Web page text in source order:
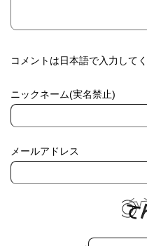
コメントは日本語で入力して
ニックネーム(実名禁止)
メールアドレス